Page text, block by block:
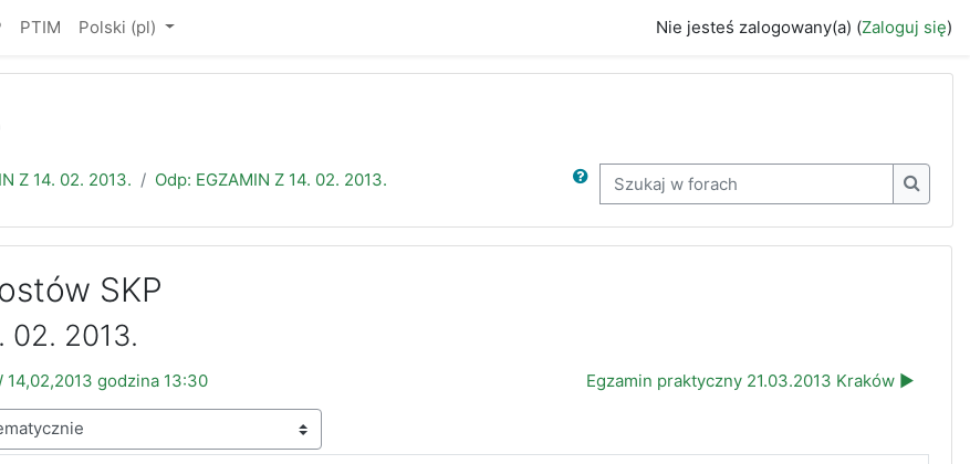
PTIM Polski ‎(pl)‎ Nie jesteś zalogowany(a) (Zaloguj się)
Z 14. 02. 2013. Odp: EGZAMIN Z 14. 02. 2013.
Szukaj w forach
Szukaj
SKP
02. 2013.
14,02,2013 godzina 13:30 Egzamin praktyczny 21.03.2013 Kraków ▶︎